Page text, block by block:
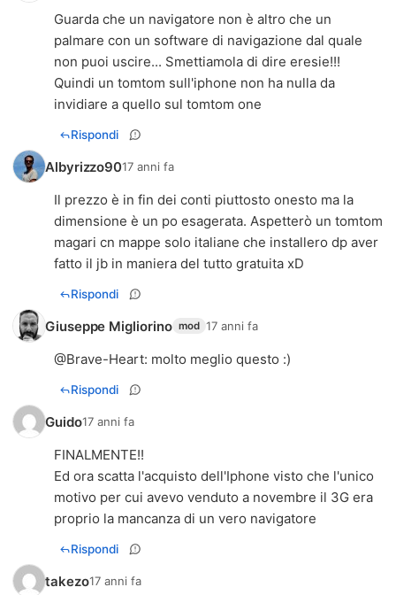
Guarda che un navigatore non è altro che un
palmare con un software di navigazione dal quale
non puoi uscire... Smettiamola di dire eresie!!!
Quindi un tomtom sull'iphone non ha nulla da
invidiare a quello sul tomtom one
Rispondi
Albyrizzo9017 anni fa
Il prezzo è in fin dei conti piuttosto onesto ma la
dimensione è un po esagerata. Aspetterò un tomtom
magari cn mappe solo italiane che installero dp aver
fatto il jb in maniera del tutto gratuita xD
Rispondi
Giuseppe Migliorino mod 17 anni fa
@Brave-Heart: molto meglio questo :)
Rispondi
Guido17 anni fa
FINALMENTE!!
Ed ora scatta l'acquisto dell'Iphone visto che l'unico
motivo per cui avevo venduto a novembre il 3G era
proprio la mancanza di un vero navigatore
Rispondi
takezo17 anni fa